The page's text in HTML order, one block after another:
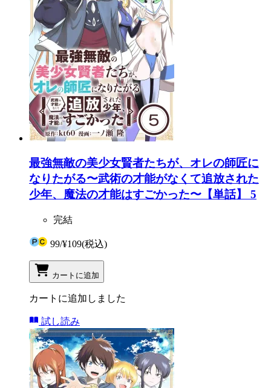
最強無敵の美少女賢者たちが、オレの師匠に
なりたがる〜武術の才能がなくて追放された
少年、魔法の才能はすごかった〜【単話】 5
完結
99/¥109(税込)
カートに追加
カートに追加しました
試し読み